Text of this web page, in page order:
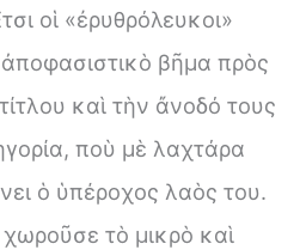
οἱ «ἐρυθρόλευκοι»
βῆμα πρὸς
καὶ τὴν ἄνοδό τους
ποὺ μὲ λαχτάρα
ὁ ὑπέροχος λαὸς του.
τὸ μικρὸ καὶ